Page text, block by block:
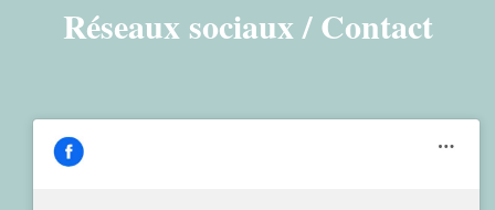
Réseaux sociaux / Contact